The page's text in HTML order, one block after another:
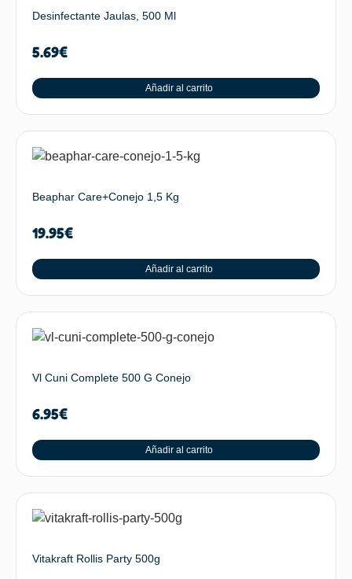
Desinfectante Jaulas, 500 Ml
5.69€
Añadir al carrito
Beaphar Care+Conejo 1,5 Kg
19.95€
Añadir al carrito
Vl Cuni Complete 500 G Conejo
6.95€
Añadir al carrito
Vitakraft Rollis Party 500g